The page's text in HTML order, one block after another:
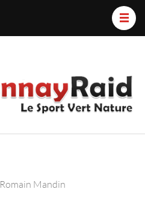
Romain Mandin